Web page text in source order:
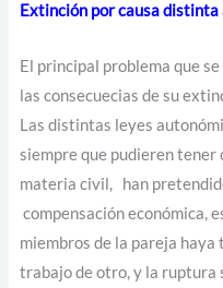
Extinción por causa
El principal problema que
las consecuecias de su
Las distintas leyes
siempre que pudieren
materia civil, han
compensación económica,
miembros de la pareja
trabajo de otro, y la ruptura